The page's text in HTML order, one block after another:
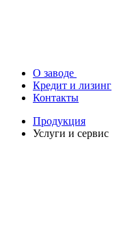
О заводе
Кредит и лизинг
Контакты
Продукция
Услуги и сервис